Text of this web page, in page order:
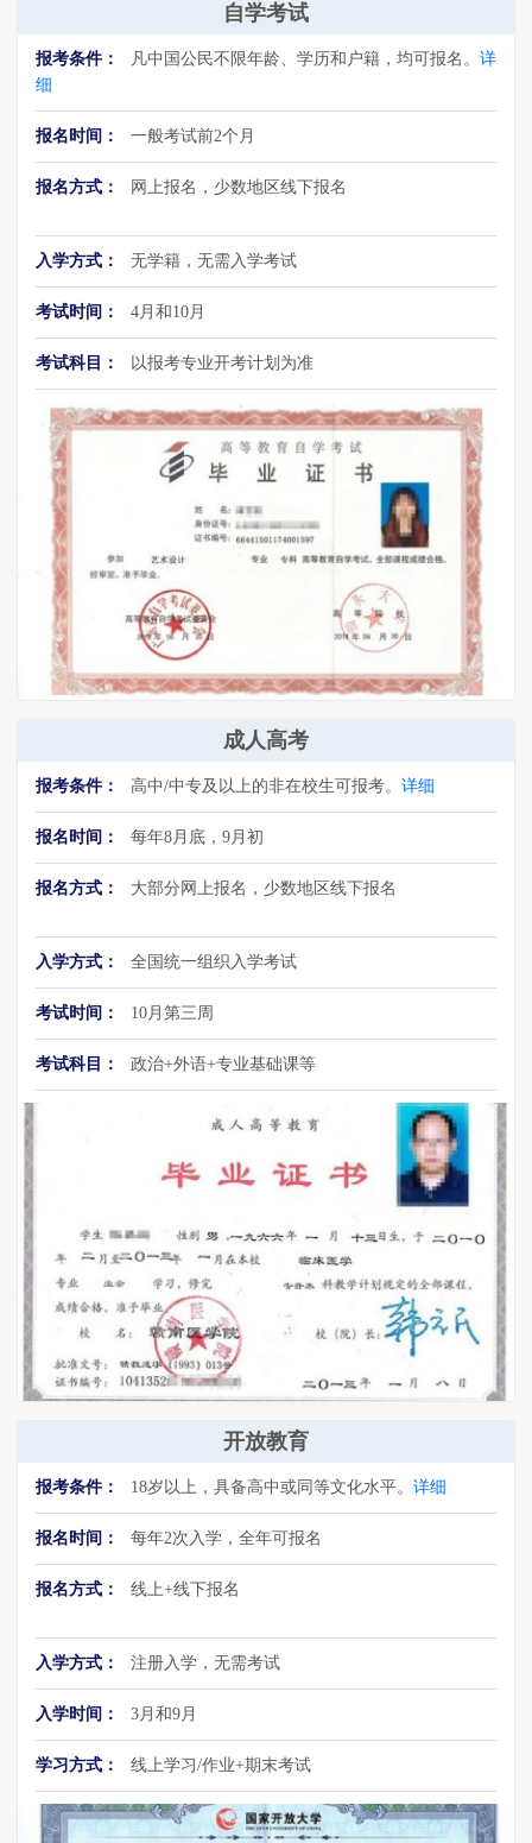
自学考试
报考条件： 凡中国公民不限年龄、学历和户籍，均可报名。 详
细
报名时间： 一般考试前2个月
报名方式： 网上报名，少数地区线下报名
入学方式： 无学籍，无需入学考试
考试时间： 4月和10月
考试科目： 以报考专业开考计划为准
成人高考
报考条件： 高中/中专及以上的非在校生可报考。 详细
报名时间： 每年8月底，9月初
报名方式： 大部分网上报名，少数地区线下报名
入学方式： 全国统一组织入学考试
考试时间： 10月第三周
考试科目： 政治+外语+专业基础课等
开放教育
报考条件： 18岁以上，具备高中或同等文化水平。 详细
报名时间： 每年2次入学，全年可报名
报名方式： 线上+线下报名
入学方式： 注册入学，无需考试
入学时间： 3月和9月
学习方式： 线上学习/作业+期末考试